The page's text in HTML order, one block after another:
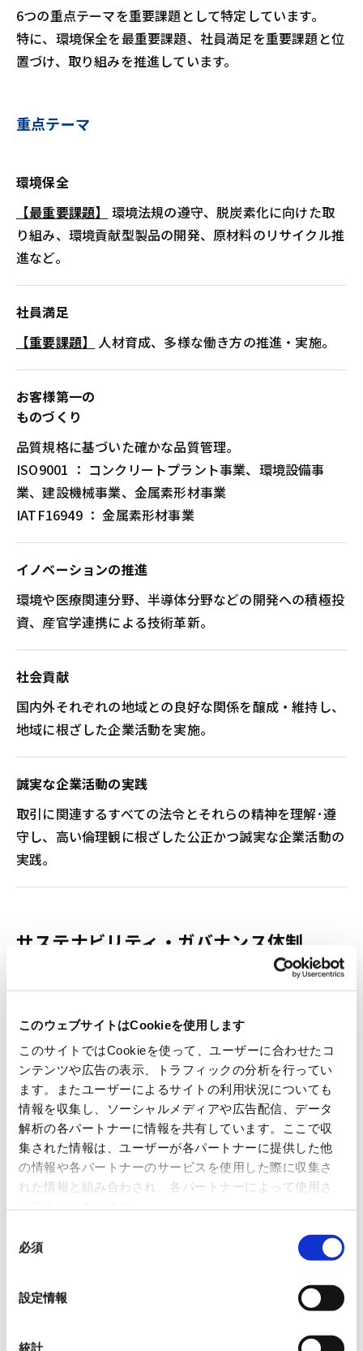
このウェブサイトはCookieを使用します
このサイトではCookieを使って、ユーザーに合わせたコ
ンテンツや広告の表示、トラフィックの分析を行ってい
ます。またユーザーによるサイトの利用状況についても
情報を収集し、ソーシャルメディアや広告配信、データ
解析の各パートナーに情報を共有しています。ここで収
集された情報は、ユーザーが各パートナーに提供した他
の情報や各パートナーのサービスを使用した際に収集さ
れた情報と組み合わされ、各パートナーによって使用さ
必須
設定情報
統計
6つの重点テーマを重要課題として特定しています。
特に、環境保全を最重要課題、社員満足を重要課題と位
置づけ、取り組みを推進しています。
重点テーマ
環境保全
【最重要課題】
環境法規の遵守、脱炭素化に向けた取
り組み、環境貢献型製品の開発、原材料のリサイクル推
進など。
社員満足
【重要課題】
人材育成、多様な働き方の推進・実施。
お客様第一の
ものづくり
品質規格に基づいた確かな品質管理。
ISO9001 ： コンクリートプラント事業、環境設備事
業、建設機械事業、金属素形材事業
IATF16949 ： 金属素形材事業
イノベーションの推進
環境や医療関連分野、半導体分野などの開発への積極投
資、産官学連携による技術革新。
社会貢献
国内外それぞれの地域との良好な関係を醸成・維持し、
地域に根ざした企業活動を実施。
誠実な企業活動の実践
取引に関連するすべての法令とそれらの精神を理解･遵
守し、高い倫理観に根ざした公正かつ誠実な企業活動の
実践。
サステナビリティ・ガバナンス体制
当社は、持続的な企業価値向上と社会的責任を果たすた
め、経営の透明性と公正性を確保したガバナンス体制を
構築しています。
1. TCFD提言への賛同
当社は2022年11月にTCFD（気候関連財務情報開示タス
クフォース）提言に賛同し、気候変動を経営上の重要課
題として位置づけています。
重要事項、目標設定を審議・決定します。
け、取り組みの進捗や目標達成状況を監督し、適宜方